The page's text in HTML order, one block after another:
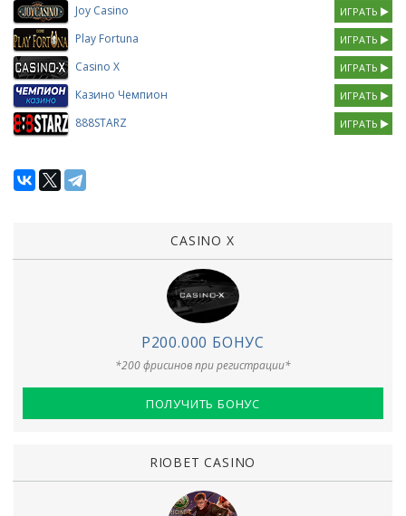
Joy Casino ИГРАТЬ
Play Fortuna ИГРАТЬ
Casino X ИГРАТЬ
Казино Чемпион ИГРАТЬ
888STARZ ИГРАТЬ
CASINO X
Р200.000 БОНУС
*200 фрисинов при регистрации*
ПОЛУЧИТЬ БОНУС
RIOBET CASINO